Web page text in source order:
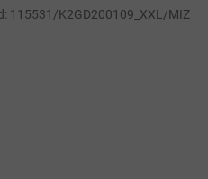
115531/K2GD200109_XXL/MIZ